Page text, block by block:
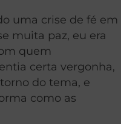
uma crise de fé em
muita paz, eu era
quem
certa vergonha,
do tema, e
como as